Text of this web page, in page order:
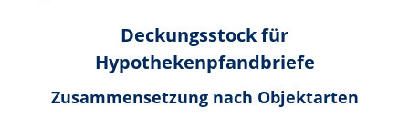
Deckungsstock für
Hypothekenpfandbriefe
Zusammensetzung nach Objektarten